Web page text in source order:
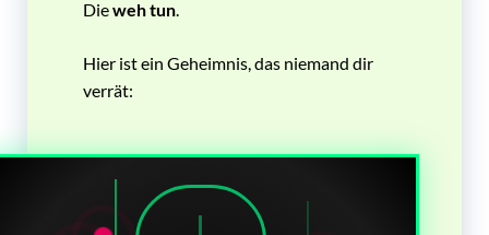
Dieweh tun
Hier ist ein Geheimnis, das niemand dir
verrät: